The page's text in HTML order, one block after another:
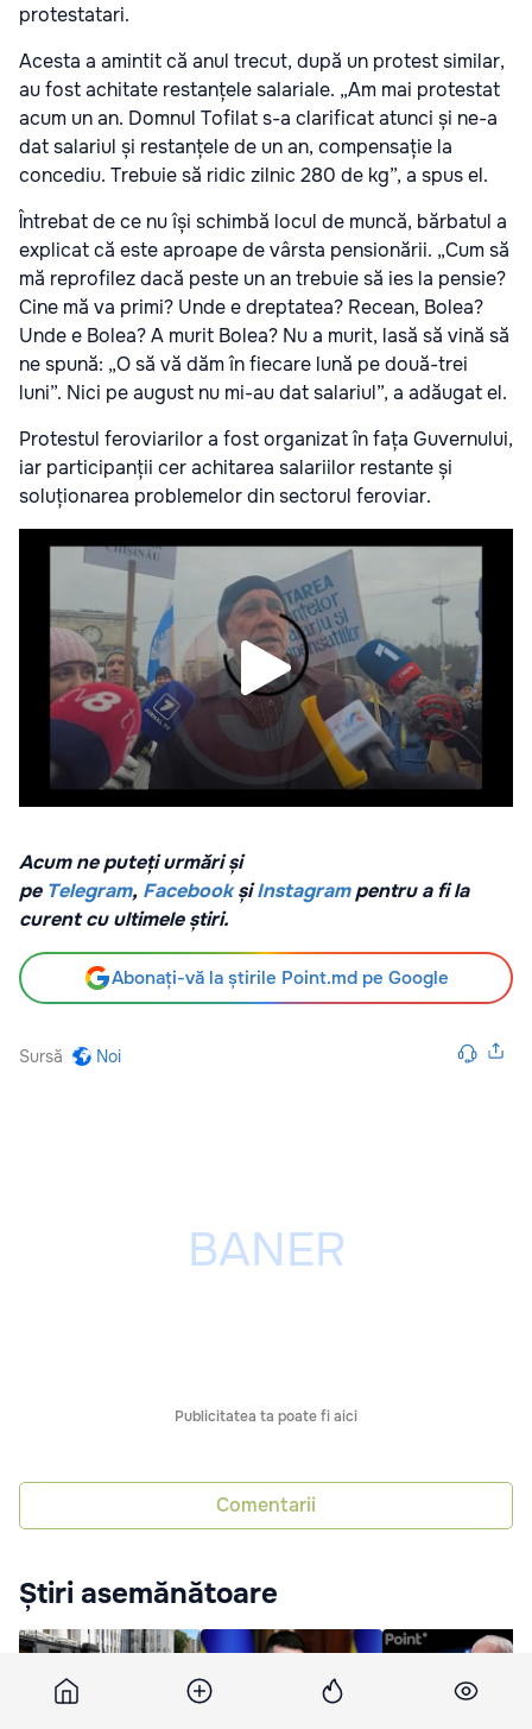
protestatari.
Acesta a amintit că anul trecut, după un protest similar,
au fost achitate restanțele salariale. „Am mai protestat
acum un an. Domnul Tofilat s-a clarificat atunci și ne-a
dat salariul și restanțele de un an, compensație la
concediu. Trebuie să ridic zilnic 280 de kg”, a spus el.
Întrebat de ce nu își schimbă locul de muncă, bărbatul a
explicat că este aproape de vârsta pensionării. „Cum să
mă reprofilez dacă peste un an trebuie să ies la pensie?
Cine mă va primi? Unde e dreptatea? Recean, Bolea?
Unde e Bolea? A murit Bolea? Nu a murit, lasă să vină să
ne spună: „O să vă dăm în fiecare lună pe două-trei
luni”. Nici pe august nu mi-au dat salariul”, a adăugat el.
Protestul feroviarilor a fost organizat în fața Guvernului,
iar participanții cer achitarea salariilor restante și
soluționarea problemelor din sectorul feroviar.
Acum ne puteți urmări și
pe Telegram, Facebook șiInstagrampentru a fi la
curent cu ultimele știri.
Abonați-vă la știrile Point.md pe Google
Sursă Noi
Publicitatea ta poate fi aici
Comentarii
Știri asemănătoare